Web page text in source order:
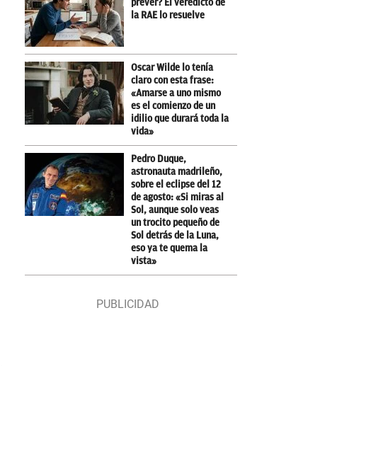
prever? El veredicto de
la RAE lo resuelve
Oscar Wilde lo tenía
claro con esta frase:
«Amarse a uno mismo
es el comienzo de un
idilio que durará toda la
vida»
Pedro Duque,
astronauta madrileño,
sobre el eclipse del 12
de agosto: «Si miras al
Sol, aunque solo veas
un trocito pequeño de
Sol detrás de la Luna,
eso ya te quema la
vista»